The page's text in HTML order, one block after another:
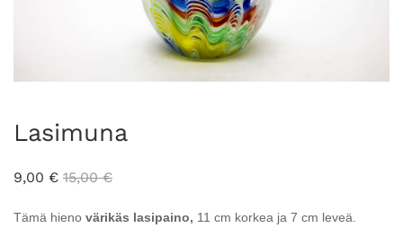
Lasimuna
9,00 € 15,00€
Tämä hieno värikäs lasipaino, 11 cm korkea ja 7 cm leveä.